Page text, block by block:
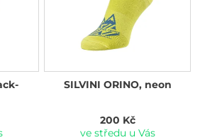
SILVINI ORINO, neon
200 Kč
ve středu u Vás